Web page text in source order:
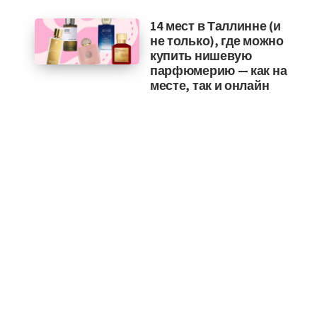
14 мест в Таллинне (и
не только), где можно
купить нишевую
парфюмерию — как на
месте, так и онлайн